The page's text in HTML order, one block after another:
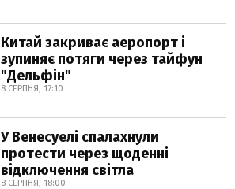
Китай закриває аеропорт і
зупиняє потяги через тайфун
"Дельфін"
8 СЕРПНЯ, 17:10
У Венесуелі спалахнули
протести через щоденні
відключення світла
8 СЕРПНЯ, 18:00